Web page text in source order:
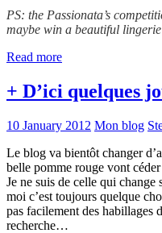
PS: the Passionata’s
maybe win a beautiful
Read more
+ D’ici quelques
10 January 2012 Mon blog
Le blog va bientôt changer
belle pomme rouge vont
Je ne suis de celle qui
moi c’est toujours quelque
pas facilement des habillages
recherche…